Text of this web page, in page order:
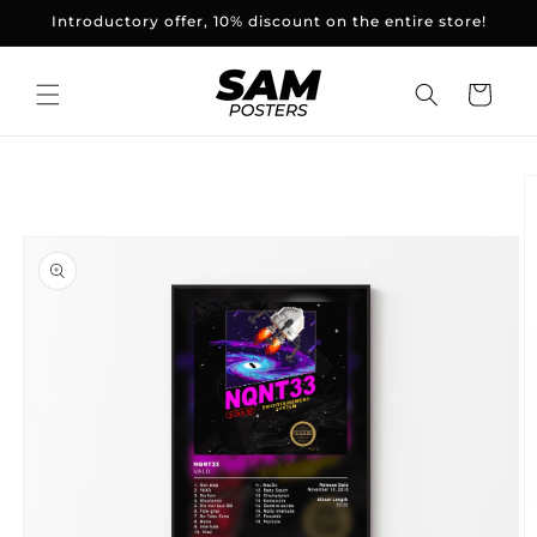
and
Introductory offer, 10% discount on the entire store!
Basket